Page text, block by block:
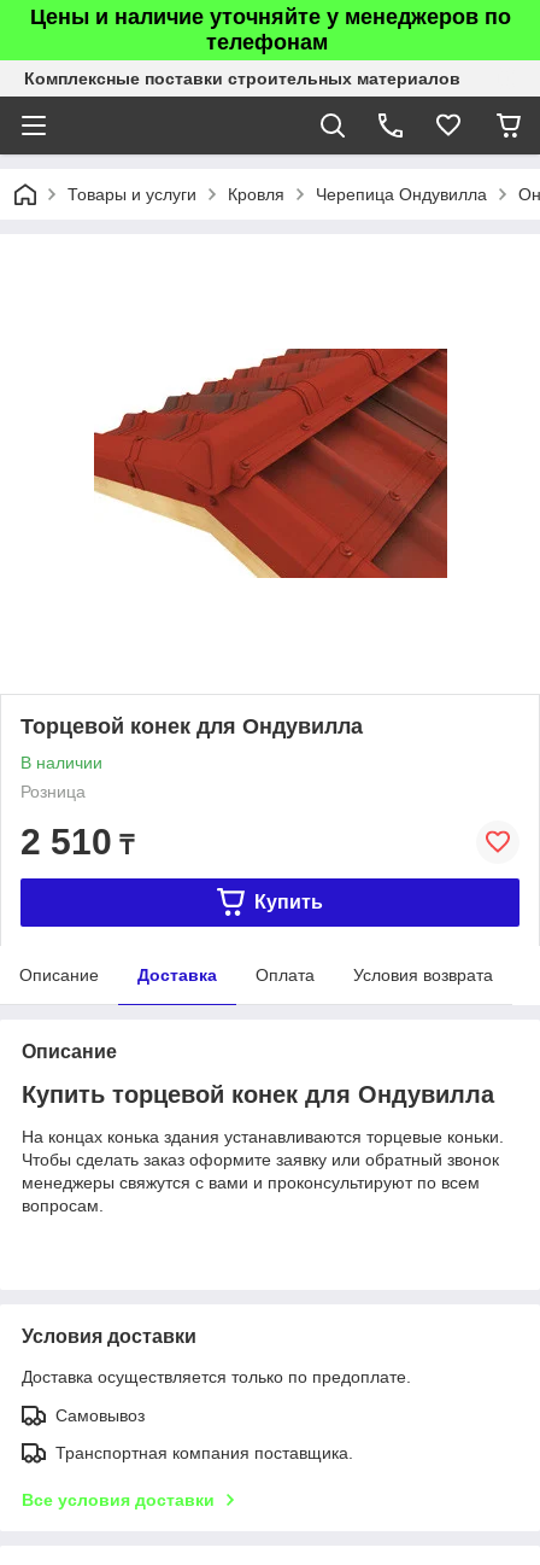
Цены и наличие уточняйте у менеджеров по
телефонам
Комплексные поставки строительных материалов
Товары и услуги Кровля Черепица Ондувилла
Торцевой конек для Ондувилла
В наличии
Розница
2 510 ₸
Купить
Описание Доставка Оплата Условия возврата
Описание
Купить торцевой конек для Ондувилла
На концах конька здания устанавливаются торцевые коньки.
Чтобы сделать заказ оформите заявку или обратный звонок
менеджеры свяжутся с вами и проконсультируют по всем
вопросам.
Условия доставки
Доставка осуществляется только по предоплате.
Самовывоз
Транспортная компания поставщика.
Все условия доставки